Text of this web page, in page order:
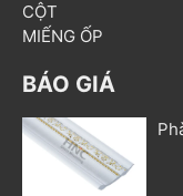
CỘT
MIẾNG ỐP
BÁO GIÁ